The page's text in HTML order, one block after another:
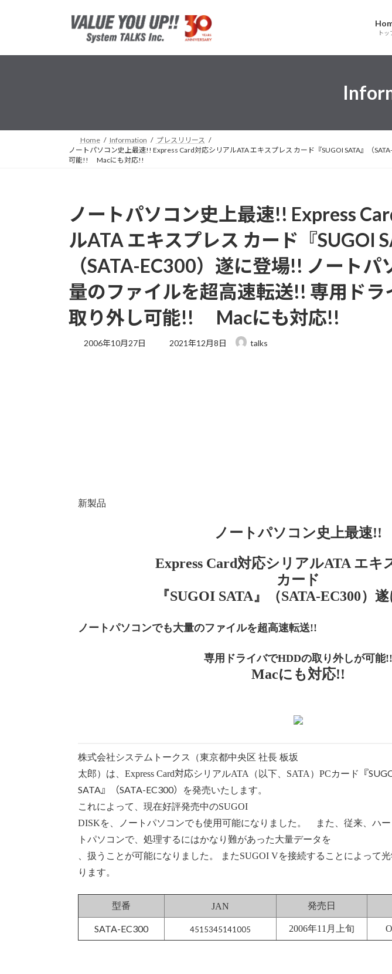
プ
動
トッ
Home Information
プレスリリース
ノートパソコン史上最速!! Express Card対応シリアルATA エキスプレス カード『SUGOI SATA』（
可能!! Macにも対応!!
ノートパソコン史上最速!! Express
ルATA エキスプレス カード『SUGOI
（SATA-EC300）遂に登場!! ノートパ
量のファイルを超高速転送!! 専用ドラ
取り外し可能!! Macにも対応!!
2006年10月27日
最
2021年12月8日 talks
新製品
ノートパソコン史上最速!!
Express Card対応シリアルATA エキ
カード
『SUGOI SATA』（SATA-EC300）
ノートパソコンでも大量のファイルを超高速転送!!
専用ドライバでHDDの取り外しが可能!!
Macにも対応!!
株式会社システムトークス（東京都中央区 社長 板坂
太郎）は、Express Card対応シリアルATA（以下、SATA）PCカード
『
SATA』（SATA-EC300）
を発売いたします。
これによって、現在好評発売中のSUGOI
DISKを、ノートパソコンでも使用可能になりました。 また、従来、ハ
トパソコンで、処理するにはかなり難があった大量データを
、扱うことが可能になりました。 またSUGOI Vを接続することによって
ります。
型番 JAN 発売日
SATA-EC300 4515345141005 2006年11月上旬